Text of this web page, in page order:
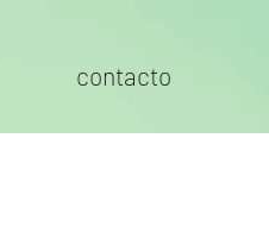
contacto